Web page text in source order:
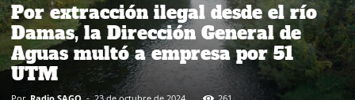
Por extracción ilegal desde el río
Damas, la Dirección General de
Aguas multó a empresa por 51
UTM